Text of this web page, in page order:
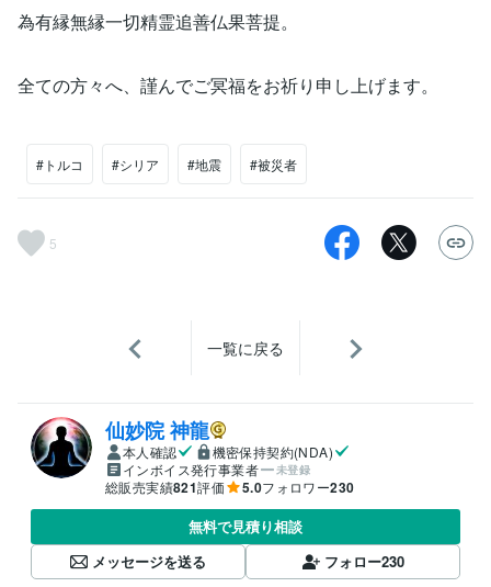
為有縁無縁一切精霊追善仏果菩提。
全ての方々へ、謹んでご冥福をお祈り申し上げます。
#トルコ #シリア #地震 #被災者
5
一覧に戻る
仙妙院 神龍
本人確認
機密保持契約(NDA)
インボイス発行事業者
未登録
総販売実績821評価 5.0フォロワー230
無料で見積り相談
メッセージを送る
フォロー230